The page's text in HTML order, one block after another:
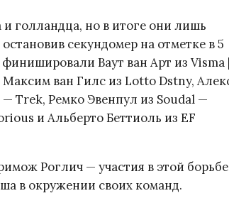
голландца, но в итоге они лишь
секундомер на отметке в 5
Ваут ван Арт из Visma |
Максим ван Гилс из Lotto Dstny,
Trek, Ремко Эвенпул из Soudal —
и Альберто Беттиоль из EF
Роглич — участия в этой борьбе
в окружении своих команд.